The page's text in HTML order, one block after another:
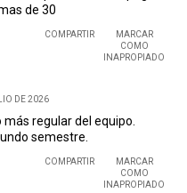
de 30
COMPARTIR
MARCAR
COMO
INAPROPIADO
DE 2026
regular del equipo.
semestre.
COMPARTIR
MARCAR
COMO
INAPROPIADO